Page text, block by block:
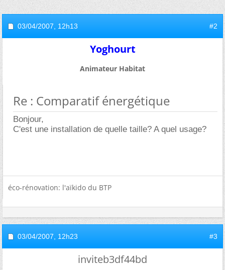
03/04/2007, 12h13 #2
Yoghourt
Animateur Habitat
Re : Comparatif énergétique
Bonjour,
C'est une installation de quelle taille? A quel usage?
éco-rénovation: l'aïkido du BTP
03/04/2007, 12h23 #3
inviteb3df44bd